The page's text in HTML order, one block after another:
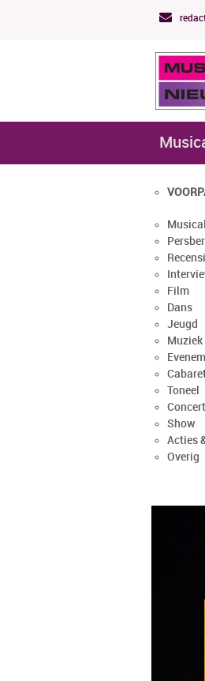
Musical
Film
Dans
Jeugd
Muziek
Toneel
Concert
Show
Acties
Overig